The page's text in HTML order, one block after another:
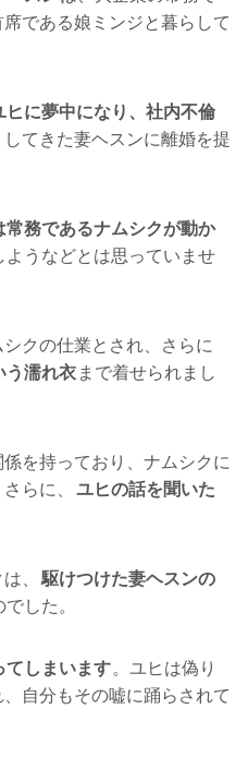
である娘ミンジと暮らして
ヒに夢中になり、社内不倫
てきた妻ヘスンに離婚を提
務であるナムシクが動か
ようなどとは思っていませ
クの仕業とされ、さらに
う濡れ衣 まで着せられまし
を持っており、ナムシクに
らに、
ユヒの話を聞いた
、
駆けつけた妻ヘスンの
した。
てしまいます 。ユヒは偽り
自分もその嘘に踊らされて